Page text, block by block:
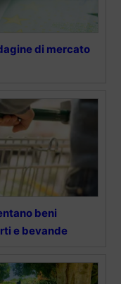
di mercato
beni
e bevande